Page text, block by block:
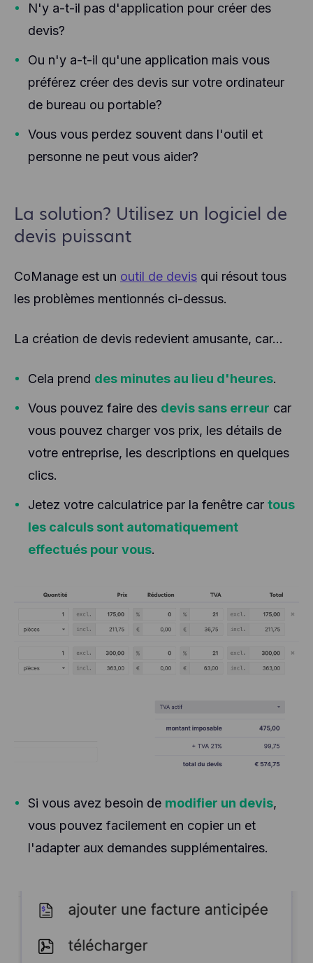
N'y a-t-il pas d'application pour créer des
devis?
Ou n'y a-t-il qu'une application mais vous
préférez créer des devis sur votre ordinateur
de bureau ou portable?
Vous vous perdez souvent dans l'outil et
personne ne peut vous aider?
La solution? Utilisez un logiciel de
devis puissant
CoManage est un outil de devis qui résout tous
les problèmes mentionnés ci-dessus.
La création de devis redevient amusante, car...
Cela prend des minutes au lieu d'heures.
Vous pouvez faire des devis sans erreur car
vous pouvez charger vos prix, les détails de
votre entreprise, les descriptions en quelques
clics.
Jetez votre calculatrice par la fenêtre car tous
les calculs sont automatiquement
effectués pour vous.
Si vous avez besoin de modifier un devis,
vous pouvez facilement en copier un et
l'adapter aux demandes supplémentaires.